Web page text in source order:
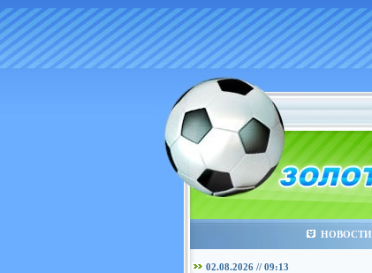
НОВОСТИ
02.08.2026 // 09:13